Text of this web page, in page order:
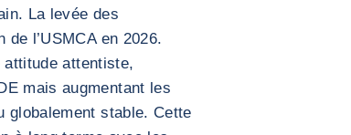
La levée des
l’USMCA en 2026.
attitude attentiste,
mais augmentant les
globalement stable. Cette